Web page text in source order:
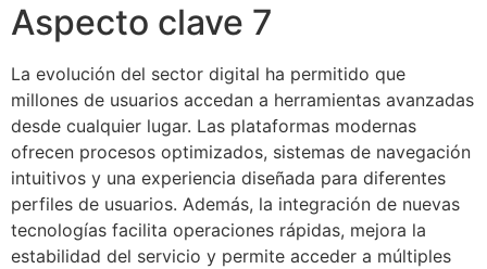
Aspecto clave 7
La evolución del sector digital ha permitido que
millones de usuarios accedan a herramientas avanzadas
desde cualquier lugar. Las plataformas modernas
ofrecen procesos optimizados, sistemas de navegación
intuitivos y una experiencia diseñada para diferentes
perfiles de usuarios. Además, la integración de nuevas
tecnologías facilita operaciones rápidas, mejora la
estabilidad del servicio y permite acceder a múltiples